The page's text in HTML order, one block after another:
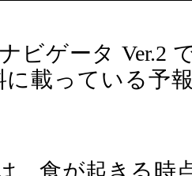
ビゲータ Ver.2
に載っている予
、食が起きる時